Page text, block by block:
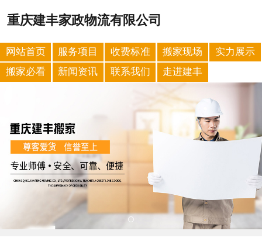
重庆建丰家政物流有限公司
网站首页 服务项目 收费标准 搬家现场
实力展示
搬家必看
新闻资讯 联系我们 走进建丰